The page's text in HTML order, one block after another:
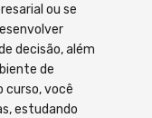
ou se
decisão, além
de
curso, você
estudando